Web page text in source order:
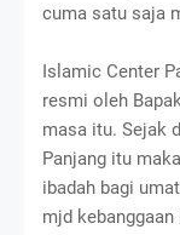
cuma satu saja
Islamic Center
resmi oleh
masa itu. Sejak
Panjang itu
ibadah bagi
mjd kebanggaan